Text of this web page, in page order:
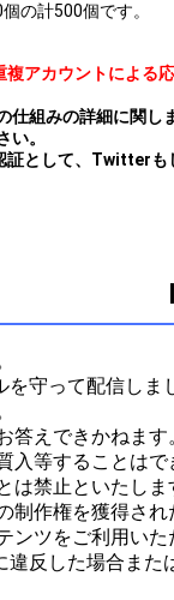
の計500個です。
アカウントによる
仕組みの詳細に関し
。
証として、Twitterも
守って配信しま
答えできかねます
入等することは
禁止といたしま
作権を獲得さ
ツをご利用いた
違反した場合ま